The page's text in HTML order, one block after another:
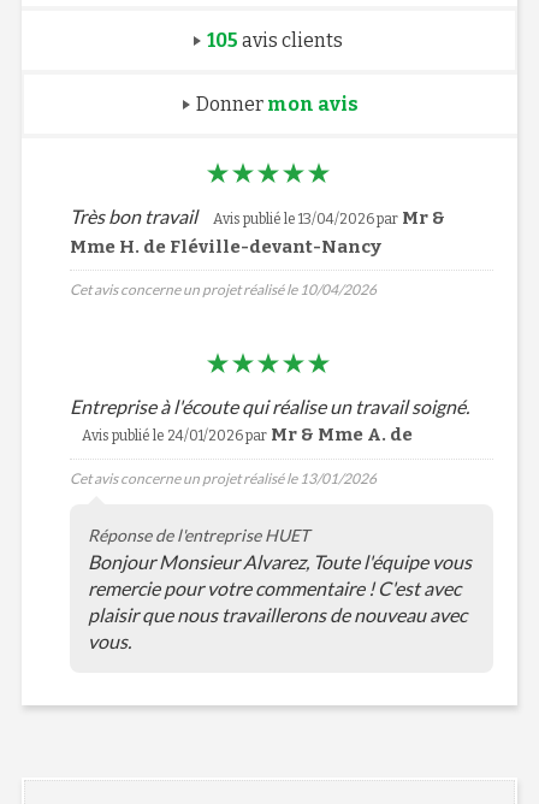
105 avis clients
Donner mon avis
Très bon travail Avis publié le 13/04/2026 par Mr &
Mme H. de Fléville-devant-Nancy
Cet avis concerne un projet réalisé le 10/04/2026
Entreprise à l'écoute qui réalise un travail soigné.
Avis publié le 24/01/2026 par Mr & Mme A. de
Cet avis concerne un projet réalisé le 13/01/2026
Réponse de l'entreprise HUET
Bonjour Monsieur Alvarez, Toute l'équipe vous
remercie pour votre commentaire ! C'est avec
plaisir que nous travaillerons de nouveau avec
vous.